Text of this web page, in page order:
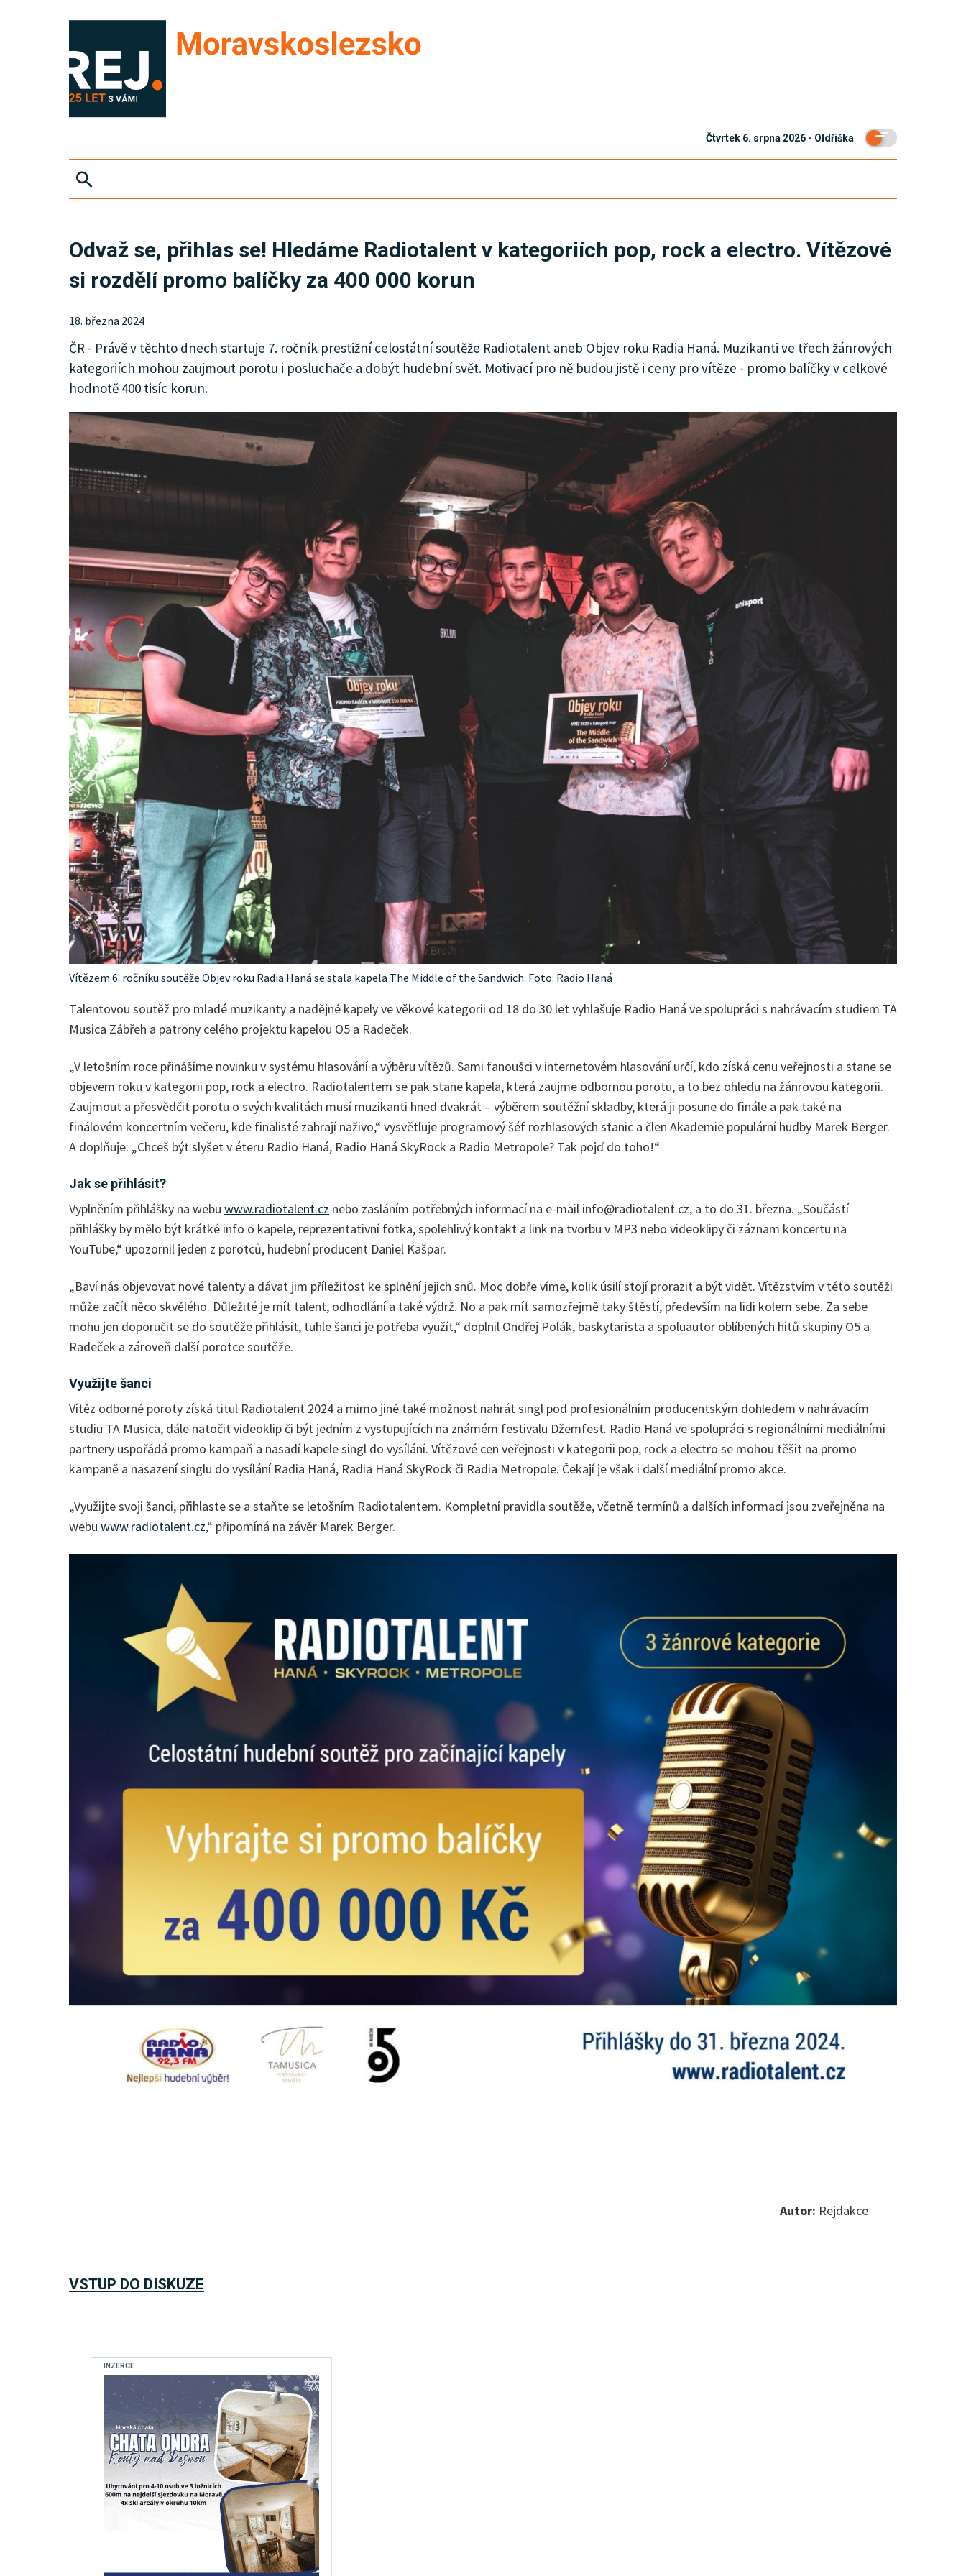
Čtvrtek 6. srpna 2026 - Oldřiška
KULTURA
SPOLEČNOST
Odvaž se, přihlas se! Hledáme Radiotalent v kategoriích pop, rock a electro. Vítězové
si rozdělí promo balíčky za 400 000 korun
18. března 2024
ČR - Právě v těchto dnech startuje 7. ročník prestižní celostátní soutěže Radiotalent aneb Objev roku Radia Haná. Muzikanti ve třech žánrových
kategoriích mohou zaujmout porotu i posluchače a dobýt hudební svět. Motivací pro ně budou jistě i ceny pro vítěze - promo balíčky v celkové
hodnotě 400 tisíc korun.
Vítězem 6. ročníku soutěže Objev roku Radia Haná se stala kapela The Middle of the Sandwich. Foto: Radio Haná
Talentovou soutěž pro mladé muzikanty a nadějné kapely ve věkové kategorii od 18 do 30 let vyhlašuje Radio Haná ve spolupráci s nahrávacím studiem TA
Musica Zábřeh a patrony celého projektu kapelou O5 a Radeček.
„V letošním roce přinášíme novinku v systému hlasování a výběru vítězů. Sami fanoušci v internetovém hlasování určí, kdo získá cenu veřejnosti a stane se
objevem roku v kategorii pop, rock a electro. Radiotalentem se pak stane kapela, která zaujme odbornou porotu, a to bez ohledu na žánrovou kategorii.
Zaujmout a přesvědčit porotu o svých kvalitách musí muzikanti hned dvakrát – výběrem soutěžní skladby, která ji posune do finále a pak také na
finálovém koncertním večeru, kde finalisté zahrají naživo,“ vysvětluje programový šéf rozhlasových stanic a člen Akademie populární hudby Marek Berger.
A doplňuje: „Chceš být slyšet v éteru Radio Haná, Radio Haná SkyRock a Radio Metropole? Tak pojď do toho!“
Jak se přihlásit?
Vyplněním přihlášky na webu www.radiotalent.cz nebo zasláním potřebných informací na e-mail info@radiotalent.cz, a to do 31. března. „Součástí
přihlášky by mělo být krátké info o kapele, reprezentativní fotka, spolehlivý kontakt a link na tvorbu v MP3 nebo videoklipy či záznam koncertu na
YouTube,“ upozornil jeden z porotců, hudební producent Daniel Kašpar.
„Baví nás objevovat nové talenty a dávat jim příležitost ke splnění jejich snů. Moc dobře víme, kolik úsilí stojí prorazit a být vidět. Vítězstvím v této soutěži
může začít něco skvělého. Důležité je mít talent, odhodlání a také výdrž. No a pak mít samozřejmě taky štěstí, především na lidi kolem sebe. Za sebe
mohu jen doporučit se do soutěže přihlásit, tuhle šanci je potřeba využít,“ doplnil Ondřej Polák, baskytarista a spoluautor oblíbených hitů skupiny O5 a
Radeček a zároveň další porotce soutěže.
Využijte šanci
Vítěz odborné poroty získá titul Radiotalent 2024 a mimo jiné také možnost nahrát singl pod profesionálním producentským dohledem v nahrávacím
studiu TA Musica, dále natočit videoklip či být jedním z vystupujících na známém festivalu Džemfest. Radio Haná ve spolupráci s regionálními mediálními
partnery uspořádá promo kampaň a nasadí kapele singl do vysílání. Vítězové cen veřejnosti v kategorii pop, rock a electro se mohou těšit na promo
kampaně a nasazení singlu do vysílání Radia Haná, Radia Haná SkyRock či Radia Metropole. Čekají je však i další mediální promo akce.
„Využijte svoji šanci, přihlaste se a staňte se letošním Radiotalentem. Kompletní pravidla soutěže, včetně termínů a dalších informací jsou zveřejněna na
webu www.radiotalent.cz,“ připomíná na závěr Marek Berger.
Autor: Rejdakce
VSTUP DO DISKUZE
INZERCE